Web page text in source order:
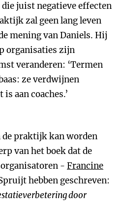
juist negatieve effecten
zal geen lang leven
mening van Daniels. Hij
organisaties zijn
veranderen: ‘Termen
ze verdwijnen
aan coaches.’
de praktijk kan worden
van het boek dat de
- Francine
hebben geschreven:
door